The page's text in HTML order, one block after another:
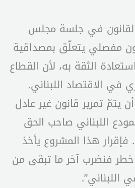
في جلسة مجلس
مفصلي يتعلّق بمصداقية
الثقة به، لأن القطاع
الاقتصاد اللبناني.
يتمّ تمرير قانون غير عادل
اللبناني صاحب الحق
فإقرار هذا المشروع يأخذ
خطر فنضرب آخر ما تبقى من
اللبناني”.